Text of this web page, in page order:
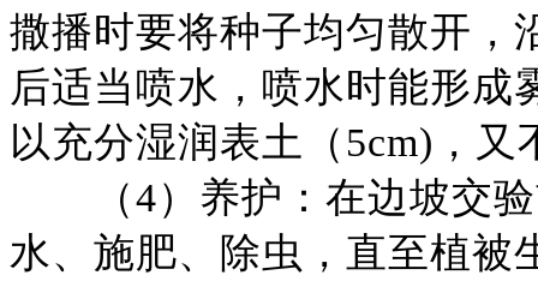
撒播时要将种子均匀散开，
后适当喷水，喷水时能形成
以充分湿润表土（5cm)，又
（4）养护：在边坡交
水、施肥、除虫，直至植被